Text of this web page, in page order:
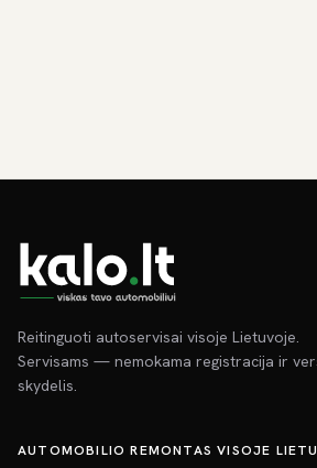
Reitinguoti autoservisai visoje Lietuvoje.
Servisams — nemokama registracija ir
skydelis.
AUTOMOBILIO REMONTAS VISOJE